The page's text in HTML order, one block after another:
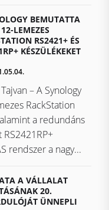
BEMUTATTA
LEMEZES
RS2421+ ÉS
KÉSZÜLÉKEKET
– A Synology
RackStation
a redundáns
rendszer a nagy...
A VÁLLALAT
20.
ÜNNEPLI